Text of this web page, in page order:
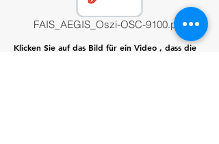
FAIS_AEGIS_Oszi-OSC-9100.pdf
Klicken Sie auf das Bild für ein Video , dass die